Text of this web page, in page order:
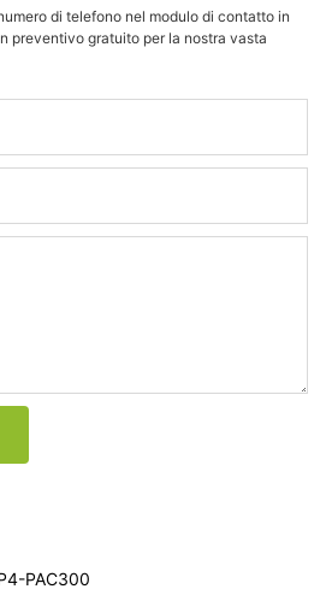
di telefono nel modulo di contatto in
preventivo gratuito per la nostra vasta
PAC300